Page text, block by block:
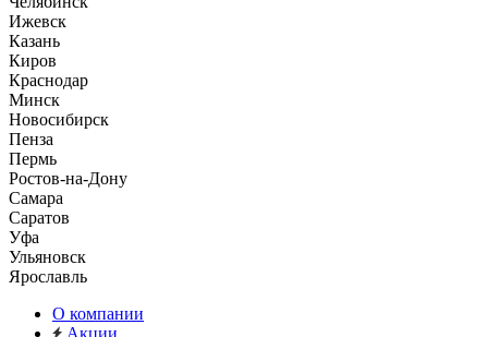
Ижевск
Казань
Киров
Краснодар
Минск
Новосибирск
Пенза
Пермь
Ростов-на-Дону
Самара
Саратов
Уфа
Ульяновск
Ярославль
О компании
Акции